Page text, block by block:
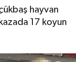
hayvan
17 koyun